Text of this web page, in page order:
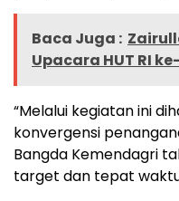
Baca Juga :
Upacara HUT RI
“Melalui kegiatan ini
konvergensi
Bangda Kemendagri
target dan tepat